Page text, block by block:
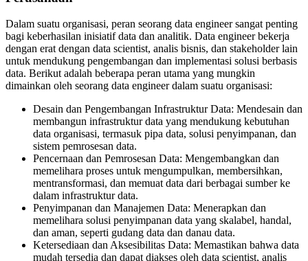
Dalam suatu organisasi, peran seorang data engineer sangat penting
bagi keberhasilan inisiatif data dan analitik. Data engineer bekerja
dengan erat dengan data scientist, analis bisnis, dan stakeholder lain
untuk mendukung pengembangan dan implementasi solusi berbasis
data. Berikut adalah beberapa peran utama yang mungkin
dimainkan oleh seorang data engineer dalam suatu organisasi:
Desain dan Pengembangan Infrastruktur Data: Mendesain dan
membangun infrastruktur data yang mendukung kebutuhan
data organisasi, termasuk pipa data, solusi penyimpanan, dan
sistem pemrosesan data.
Pencernaan dan Pemrosesan Data: Mengembangkan dan
memelihara proses untuk mengumpulkan, membersihkan,
mentransformasi, dan memuat data dari berbagai sumber ke
dalam infrastruktur data.
Penyimpanan dan Manajemen Data: Menerapkan dan
memelihara solusi penyimpanan data yang skalabel, handal,
dan aman, seperti gudang data dan danau data.
Ketersediaan dan Aksesibilitas Data: Memastikan bahwa data
mudah tersedia dan dapat diakses oleh data scientist, analis